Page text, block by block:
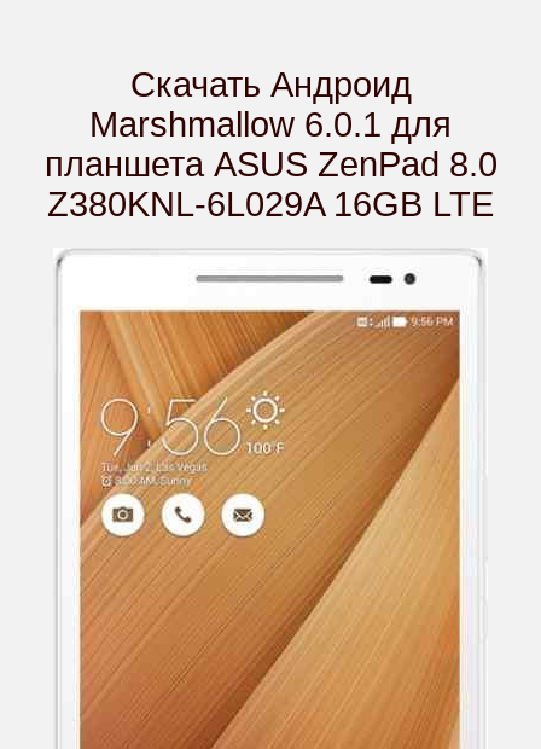
Скачать Андроид
Marshmallow 6.0.1 для
планшета ASUS ZenPad 8.0
Z380KNL-6L029A 16GB LTE